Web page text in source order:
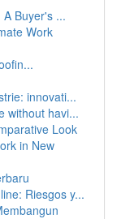
Buyer's ...
Work
innovati...
without havi...
Look
in New
Riesgos y...